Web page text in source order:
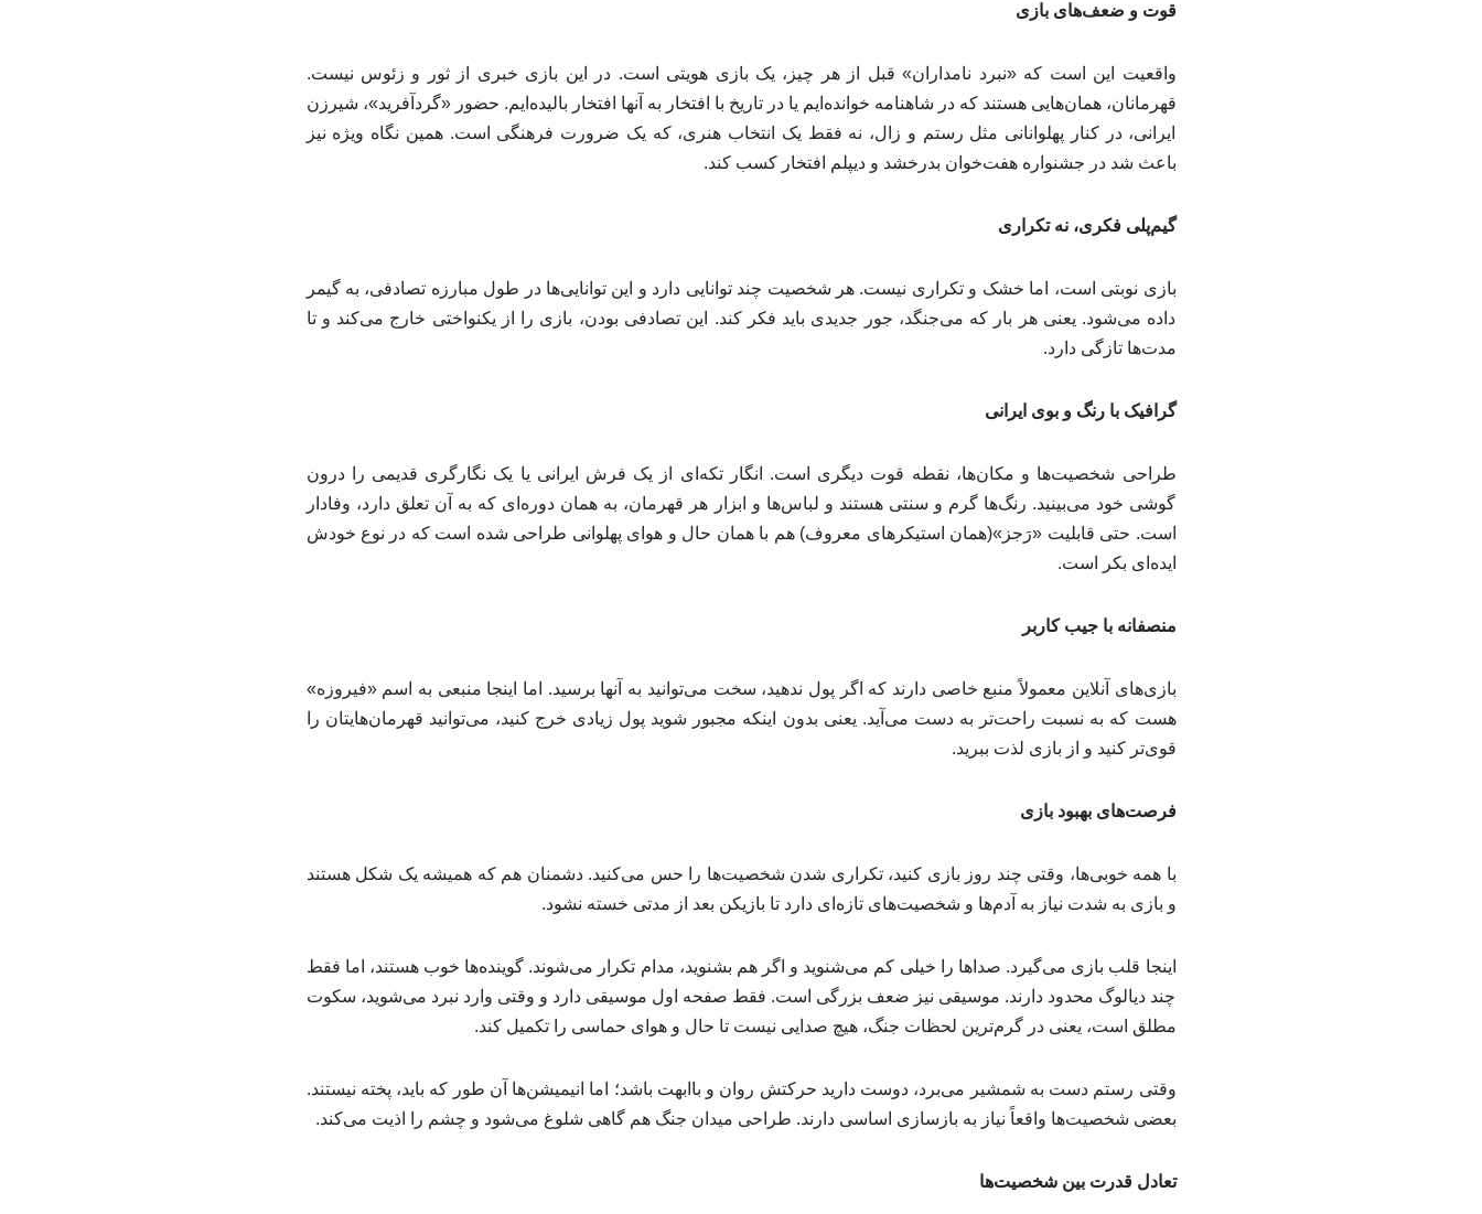
قوت و ضعف‌های بازی
واقعیت این است که «نبرد نامداران» قبل از هر چیز، یک بازی هویتی است. در این بازی خبری از ثور و زئوس نیست.
قهرمانان، همان‌هایی هستند که در شاهنامه خوانده‌ایم یا در تاریخ با افتخار به آنها افتخار بالیده‌ایم. حضور «گردآفرید»، شیرزن
ایرانی، در کنار پهلوانانی مثل رستم و زال، نه فقط یک انتخاب هنری، که یک ضرورت فرهنگی است. همین نگاه ویژه نیز
باعث شد در جشنواره هفت‌خوان بدرخشد و دیپلم افتخار کسب کند.
گیم‌پلی فکری، نه تکراری
بازی نوبتی است، اما خشک و تکراری نیست. هر شخصیت چند توانایی دارد و این توانایی‌ها در طول مبارزه تصادفی، به گیمر
داده می‌شود. یعنی هر بار که می‌جنگد، جور جدیدی باید فکر کند. این تصادفی بودن، بازی را از یکنواختی خارج می‌کند و تا
مدت‌ها تازگی دارد.
گرافیک با رنگ و بوی ایرانی
طراحی شخصیت‌ها و مکان‌ها، نقطه قوت دیگری است. انگار تکه‌ای از یک فرش ایرانی یا یک نگارگری قدیمی را درون
گوشی خود می‌بینید. رنگ‌ها گرم و سنتی هستند و لباس‌ها و ابزار هر قهرمان، به همان دوره‌ای که به آن تعلق دارد، وفادار
است. حتی قابلیت «رَجز»(همان استیکرهای معروف) هم با همان حال و هوای پهلوانی طراحی شده است که در نوع خودش
ایده‌ای بکر است.
منصفانه با جیب کاربر
بازی‌های آنلاین معمولاً منبع خاصی دارند که اگر پول ندهید، سخت می‌توانید به آنها برسید. اما اینجا منبعی به اسم «فیروزه»
هست که به نسبت راحت‌تر به دست می‌آید. یعنی بدون اینکه مجبور شوید پول زیادی خرج کنید، می‌توانید قهرمان‌هایتان را
قوی‌تر کنید و از بازی لذت ببرید.
فرصت‌های بهبود بازی
با همه خوبی‌ها، وقتی چند روز بازی کنید، تکراری شدن شخصیت‌ها را حس می‌کنید. دشمنان هم که همیشه یک شکل هستند
و بازی به شدت نیاز به آدم‌ها و شخصیت‌های تازه‌ای دارد تا بازیکن بعد از مدتی خسته نشود.
اینجا قلب بازی می‌گیرد. صداها را خیلی کم می‌شنوید و اگر هم بشنوید، مدام تکرار می‌شوند. گوینده‌ها خوب هستند، اما فقط
چند دیالوگ محدود دارند. موسیقی نیز ضعف بزرگی است. فقط صفحه اول موسیقی دارد و وقتی وارد نبرد می‌شوید، سکوت
مطلق است، یعنی در گرم‌ترین لحظات جنگ، هیچ صدایی نیست تا حال و هوای حماسی را تکمیل کند.
وقتی رستم دست به شمشیر می‌برد، دوست دارید حرکتش روان و باابهت باشد؛ اما انیمیشن‌ها آن طور که باید، پخته نیستند.
بعضی شخصیت‌ها واقعاً نیاز به بازسازی اساسی دارند. طراحی میدان جنگ هم گاهی شلوغ می‌شود و چشم را اذیت می‌کند.
تعادل قدرت بین شخصیت‌ها